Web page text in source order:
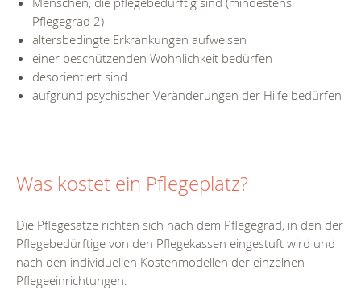
Pflegegrad 2)
altersbedingte Erkrankungen aufweisen
einer beschützenden Wohnlichkeit bedürfen
desorientiert sind
aufgrund psychischer Veränderungen der Hilfe bedürfen
Was kostet ein Pflegeplatz?
Die Pflegesätze richten sich nach dem Pflegegrad, in den der
Pflegebedürftige von den Pflegekassen eingestuft wird und
nach den individuellen Kostenmodellen der einzelnen
Pflegeeinrichtungen.